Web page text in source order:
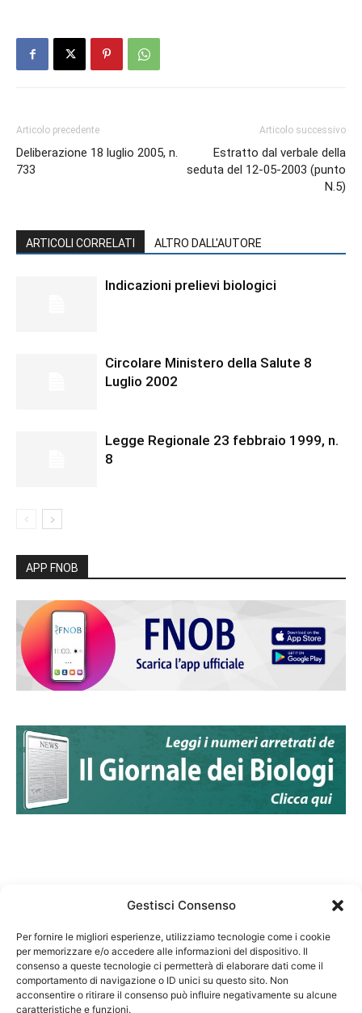
Gestisci Consenso
Per fornire le migliori esperienze, utilizziamo tecnologie come i cookie
per memorizzare e/o accedere alle informazioni del dispositivo. Il
consenso a queste tecnologie ci permetterà di elaborare dati come il
comportamento di navigazione o ID unici su questo sito. Non
acconsentire o ritirare il consenso può influire negativamente su alcune
caratteristiche e funzioni.
Articolo precedente
Deliberazione 18 luglio 2005, n.
733
Articolo successivo
Estratto dal verbale della
seduta del 12-05-2003 (punto
N.5)
ARTICOLI CORRELATI ALTRO DALL'AUTORE
Indicazioni prelievi biologici
Circolare Ministero della Salute 8
Luglio 2002
Legge Regionale 23 febbraio 1999, n.
8
APP FNOB
Federazione Nazionale Degli Ordini dei Biologi:
codice fiscale 80069130583
Responsabile sito internet www.fnob.it: